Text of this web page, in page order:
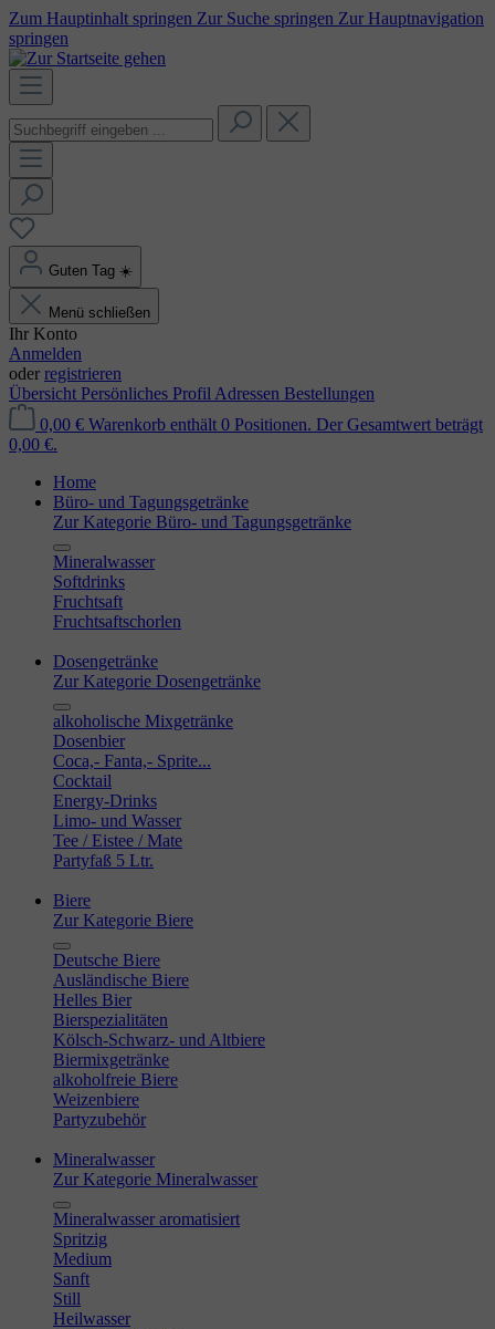
Zum Hauptinhalt springen Zur Suche springen Zur Hauptnavigation
springen
Guten Tag ☀️
Menü schließen
Ihr Konto
Anmelden
oder registrieren
Übersicht Persönliches Profil Adressen Bestellungen
0,00 € Warenkorb enthält 0 Positionen. Der Gesamtwert beträgt
0,00 €.
Home
Büro- und Tagungsgetränke
Zur Kategorie Büro- und Tagungsgetränke
Mineralwasser
Softdrinks
Fruchtsaft
Fruchtsaftschorlen
Dosengetränke
Zur Kategorie Dosengetränke
alkoholische Mixgetränke
Dosenbier
Coca,- Fanta,- Sprite...
Cocktail
Energy-Drinks
Limo- und Wasser
Tee / Eistee / Mate
Partyfaß 5 Ltr.
Biere
Zur Kategorie Biere
Deutsche Biere
Ausländische Biere
Helles Bier
Bierspezialitäten
Kölsch-Schwarz- und Altbiere
Biermixgetränke
alkoholfreie Biere
Weizenbiere
Partyzubehör
Mineralwasser
Zur Kategorie Mineralwasser
Mineralwasser aromatisiert
Spritzig
Medium
Sanft
Still
Heilwasser